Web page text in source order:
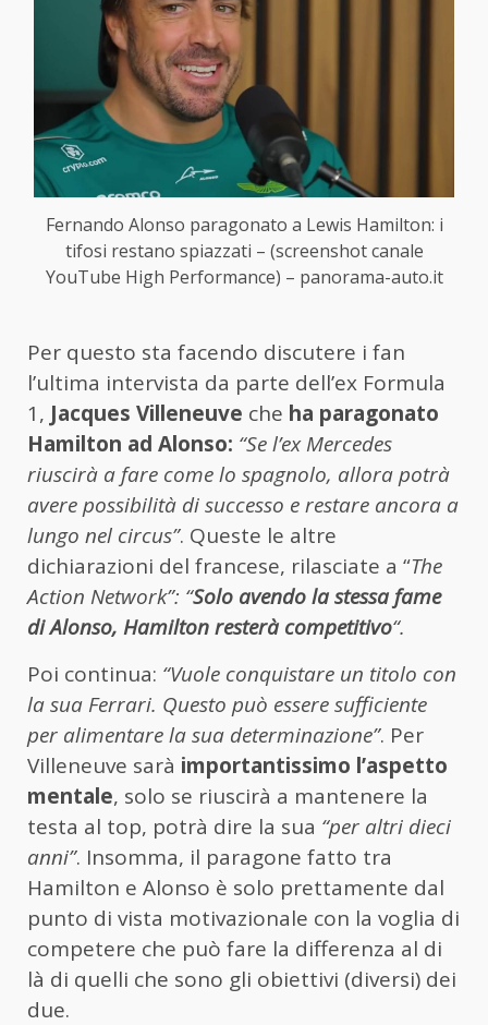
Fernando Alonso paragonato a Lewis Hamilton: i
tifosi restano spiazzati – (screenshot canale
YouTube High Performance) – panorama-auto.it
Per questo sta facendo discutere i fan
l’ultima intervista da parte dell’ex Formula
1, Jacques Villeneuve che ha paragonato
Hamilton ad Alonso: “Se l’ex Mercedes
riuscirà a fare come lo spagnolo, allora potrà
avere possibilità di successo e restare ancora a
lungo nel circus”. Queste le altre
dichiarazioni del francese, rilasciate a “The
Action Network”: “Solo avendo la stessa fame
di Alonso, Hamilton resterà competitivo“.
Poi continua: “Vuole conquistare un titolo con
la sua Ferrari. Questo può essere sufficiente
per alimentare la sua determinazione”. Per
Villeneuve sarà importantissimo l’aspetto
mentale, solo se riuscirà a mantenere la
testa al top, potrà dire la sua “per altri dieci
anni”. Insomma, il paragone fatto tra
Hamilton e Alonso è solo prettamente dal
punto di vista motivazionale con la voglia di
competere che può fare la differenza al di
là di quelli che sono gli obiettivi (diversi) dei
due.